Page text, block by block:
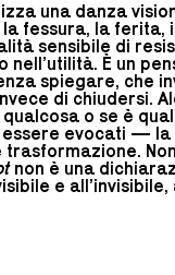
una danza
fessura, la ferita,
sensibile di
È un
spiegare, che
di chiudersi.
o se è
evocati — la
non è una
e